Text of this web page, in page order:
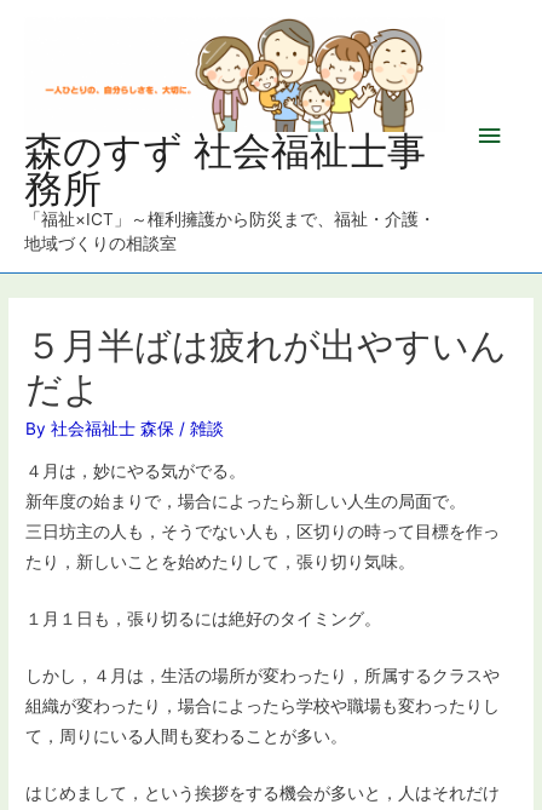
森のすず 社会福祉士事
務所
「福祉×ICT」～権利擁護から防災まで、福祉・介護・
地域づくりの相談室
メ
ニ
５月半ばは疲れが出やすいん
だよ
By社会福祉士 森保 /雑談
４月は，妙にやる気がでる。
新年度の始まりで，場合によったら新しい人生の局面で。
三日坊主の人も，そうでない人も，区切りの時って目標を作っ
たり，新しいことを始めたりして，張り切り気味。
１月１日も，張り切るには絶好のタイミング。
しかし，４月は，生活の場所が変わったり，所属するクラスや
組織が変わったり，場合によったら学校や職場も変わったりし
て，周りにいる人間も変わることが多い。
はじめまして，という挨拶をする機会が多いと，人はそれだけ